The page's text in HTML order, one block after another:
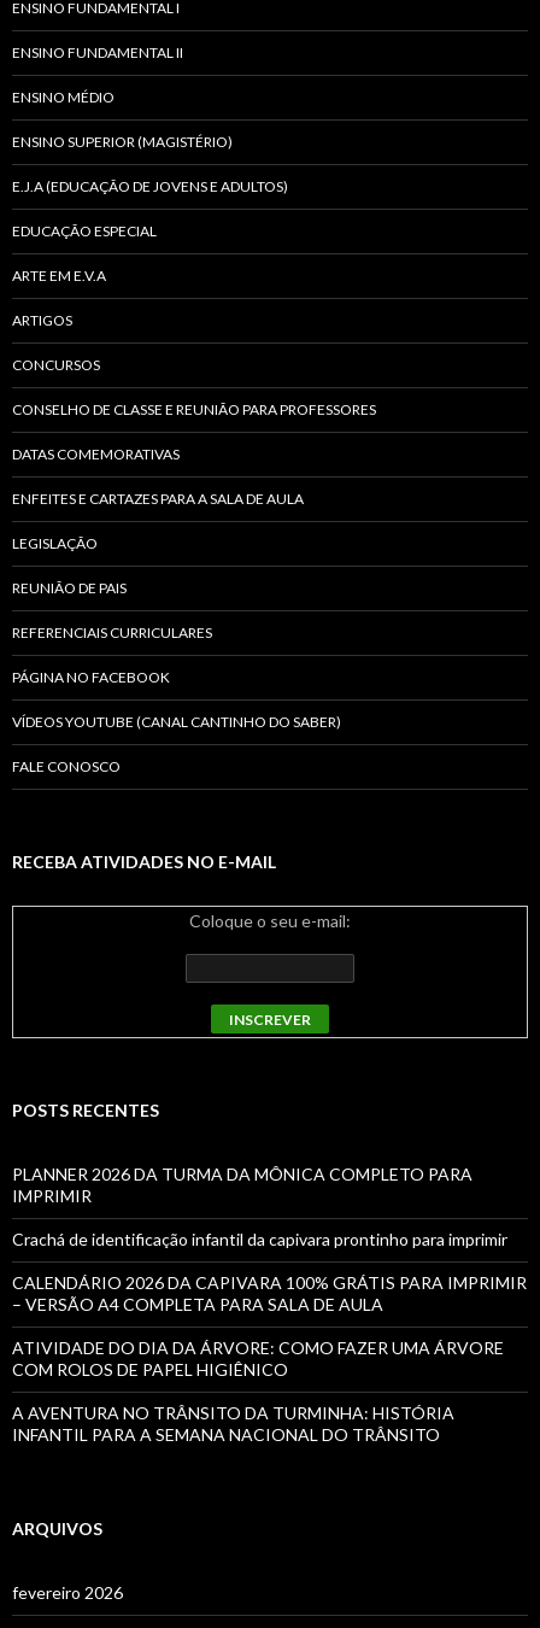
ENSINO FUNDAMENTAL I
ENSINO FUNDAMENTAL II
ENSINO MÉDIO
ENSINO SUPERIOR (MAGISTÉRIO)
E.J.A (EDUCAÇÃO DE JOVENS E ADULTOS)
EDUCAÇÃO ESPECIAL
ARTE EM E.V.A
ARTIGOS
CONCURSOS
CONSELHO DE CLASSE E REUNIÃO PARA PROFESSORES
DATAS COMEMORATIVAS
ENFEITES E CARTAZES PARA A SALA DE AULA
LEGISLAÇÃO
REUNIÃO DE PAIS
REFERENCIAIS CURRICULARES
PÁGINA NO FACEBOOK
VÍDEOS YOUTUBE (CANAL CANTINHO DO SABER)
FALE CONOSCO
RECEBA ATIVIDADES NO E-MAIL
Coloque o seu e-mail:
POSTS RECENTES
PLANNER 2026 DA TURMA DA MÔNICA COMPLETO PARA
IMPRIMIR
Crachá de identificação infantil da capivara prontinho para imprimir
CALENDÁRIO 2026 DA CAPIVARA 100% GRÁTIS PARA IMPRIMIR
– VERSÃO A4 COMPLETA PARA SALA DE AULA
ATIVIDADE DO DIA DA ÁRVORE: COMO FAZER UMA ÁRVORE
COM ROLOS DE PAPEL HIGIÊNICO
A AVENTURA NO TRÂNSITO DA TURMINHA: HISTÓRIA
INFANTIL PARA A SEMANA NACIONAL DO TRÂNSITO
ARQUIVOS
fevereiro 2026